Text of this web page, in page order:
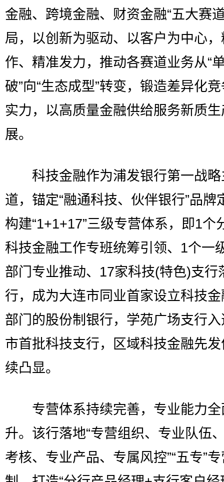
金融、跨境金融、财资金融“五大赛
局，以创新为驱动、以客户为中心
作、精准发力，推动各赛道业务从“
破”向“生态成型”转变，锻造差异化
实力，以高质量金融供给服务新质
展。
科技金融作为浦发银行第一战略
道，锚定“融通科技、伙伴银行”品牌
构建“1+1+17”三级专营体系，即1个
科技金融工作专班统筹引领、1个一
部门专业推动、17家科技(特色)支行
行，成为大连市同业首家设立科技
部门的股份制银行，学苑广场支行
市首批科技支行，区域科技金融先
续凸显。
专营体系持续完善，专业能力全
升。该行落地“专营组织、专业队伍
考核、专业产品、专属风控”“五专”